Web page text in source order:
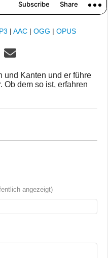
| AAC | OGG | OPUS
und Kanten und er führe
Ob dem so ist, erfahren
angezeigt)